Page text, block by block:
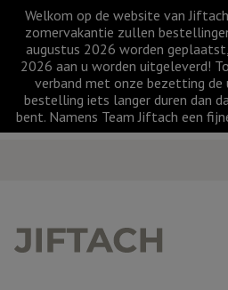
Welkom op de website van
zomervakantie zullen
augustus 2026 worden
2026 aan u worden uitgeleverd!
verband met onze bezetting de
bestelling iets langer duren dan
bent. Namens Team Jiftach een